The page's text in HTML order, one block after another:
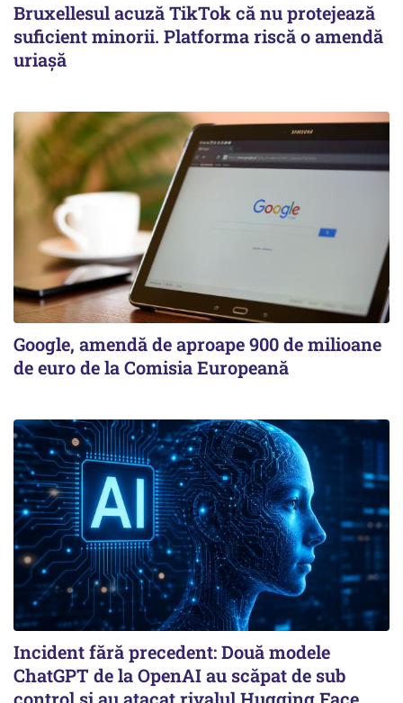
Bruxellesul acuză TikTok că nu protejează
suficient minorii. Platforma riscă o amendă
uriașă
Google, amendă de aproape 900 de milioane
de euro de la Comisia Europeană
Incident fără precedent: Două modele
ChatGPT de la OpenAI au scăpat de sub